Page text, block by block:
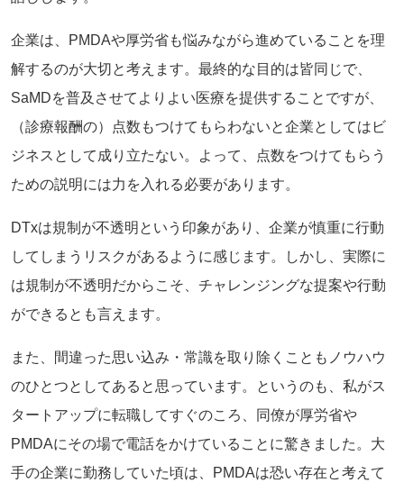
企業は、PMDAや厚労省も悩みながら進めていることを理
解するのが大切と考えます。最終的な目的は皆同じで、
SaMDを普及させてよりよい医療を提供することですが、
（診療報酬の）点数もつけてもらわないと企業としてはビ
ジネスとして成り立たない。よって、点数をつけてもらう
ための説明には力を入れる必要があります。
DTxは規制が不透明という印象があり、企業が慎重に行動
してしまうリスクがあるように感じます。しかし、実際に
は規制が不透明だからこそ、チャレンジングな提案や行動
ができるとも言えます。
また、間違った思い込み・常識を取り除くこともノウハウ
のひとつとしてあると思っています。というのも、私がス
タートアップに転職してすぐのころ、同僚が厚労省や
PMDAにその場で電話をかけていることに驚きました。大
手の企業に勤務していた頃は、PMDAは恐い存在と考えて